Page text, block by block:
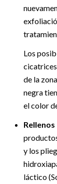
Los
de la
negra
el color
Rellenos
y los
láctico